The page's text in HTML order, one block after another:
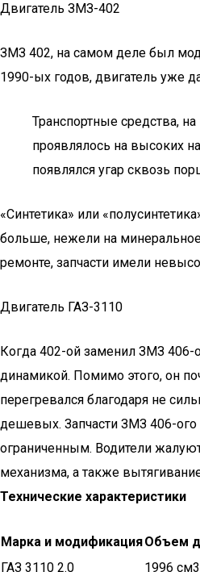
Двигатель ЗМЗ-402
ЗМЗ 402, на самом деле был
1990-ых годов, двигатель уже
Транспортные средства,
проявлялось на высоких
появлялся угар сквозь
«Синтетика» или
больше, нежели на
ремонте, запчасти имели
Двигатель ГАЗ-3110
Когда 402-ой заменил ЗМЗ 406-
динамикой. Помимо этого, он
перегревался благодаря не
дешевых. Запчасти ЗМЗ 406-ого
ограниченным. Водители
механизма, а также
Технические характеристики
Марка и модификацияОбъем
ГАЗ 3110 2.0
1996 см3